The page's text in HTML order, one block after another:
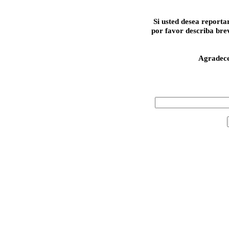
Si usted desea
por favor describa